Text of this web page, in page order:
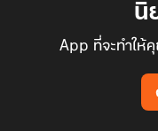
นิ
App ที่จะทำให้